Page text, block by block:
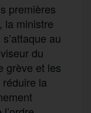
premières
la ministre
s’attaque au
du
grève et les
la